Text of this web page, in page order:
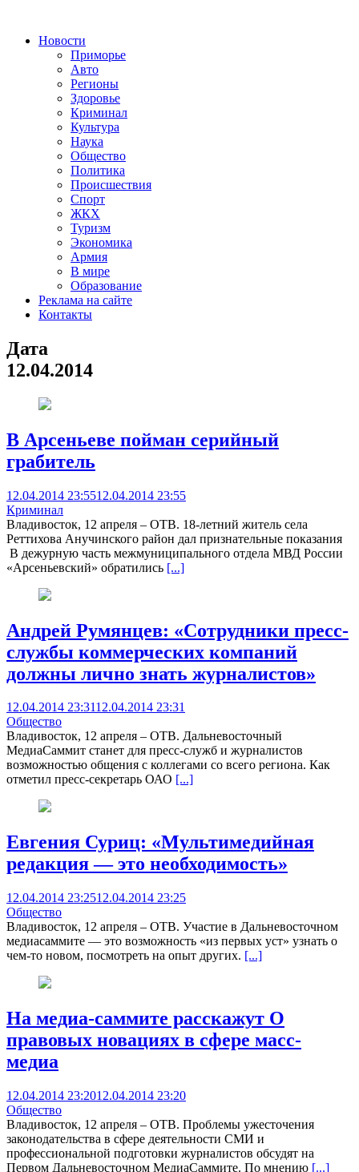
Новости
Приморье
Авто
Регионы
Здоровье
Криминал
Культура
Наука
Общество
Политика
Происшествия
Спорт
ЖКХ
Туризм
Экономика
Армия
В мире
Образование
Реклама на сайте
Контакты
Дата
12.04.2014
В Арсеньеве пойман серийный
грабитель
12.04.2014 23:5512.04.2014 23:55
Криминал
Владивосток, 12 апреля – ОТВ. 18-летний житель села
Реттихова Анучинского район дал признательные показания
В дежурную часть межмуниципального отдела МВД России
«Арсеньевский» обратились [...]
Андрей Румянцев: «Сотрудники пресс-
службы коммерческих компаний
должны лично знать журналистов»
12.04.2014 23:3112.04.2014 23:31
Общество
Владивосток, 12 апреля – ОТВ. Дальневосточный
МедиаСаммит станет для пресс-служб и журналистов
возможностью общения с коллегами со всего региона. Как
отметил пресс-секретарь ОАО [...]
Евгения Суриц: «Мультимедийная
редакция — это необходимость»
12.04.2014 23:2512.04.2014 23:25
Общество
Владивосток, 12 апреля – ОТВ. Участие в Дальневосточном
медиасаммите — это возможность «из первых уст» узнать о
чем-то новом, посмотреть на опыт других. [...]
На медиа-саммите расскажут О
правовых новациях в сфере масс-
медиа
12.04.2014 23:2012.04.2014 23:20
Общество
Владивосток, 12 апреля – ОТВ. Проблемы ужесточения
законодательства в сфере деятельности СМИ и
профессиональной подготовки журналистов обсудят на
Первом Дальневосточном МедиаСаммите. По мнению [...]